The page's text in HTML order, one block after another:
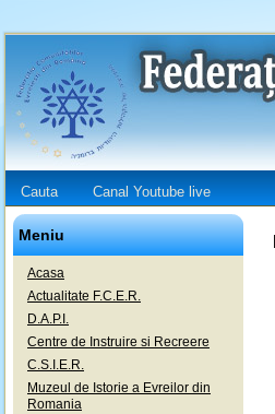
Cauta Canal Youtube live
Meniu
Acasa
Actualitate F.C.E.R.
D.A.P.I.
Centre de Instruire si Recreere
C.S.I.E.R.
Muzeul de Istorie a Evreilor din
Romania